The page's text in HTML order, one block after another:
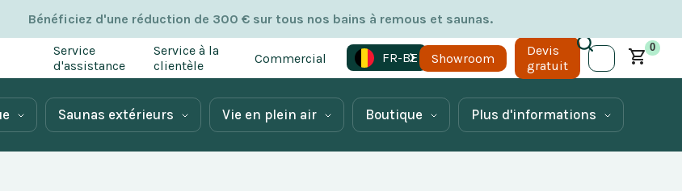
Bénéficiez d'une réduction de 300 € sur tous nos bains à remous et saunas.
Service
d'assistance
Service à la
clientèle
Commercial FR-BE Showroom
Devis
gratuit
0
Saunas extérieurs Vie en plein air Boutique Plus d'informations